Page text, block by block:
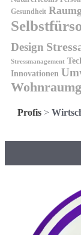
Gesundheit
Design
Stressmanagement
Innovationen
Profis>